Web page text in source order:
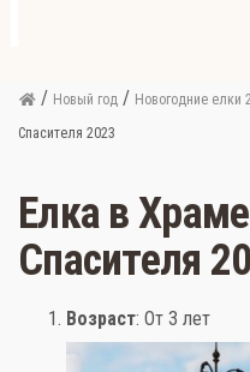
/ Новый год / Новогодние елки
Спасителя 2023
Елка в
Спасителя
Возраст: От 3 лет